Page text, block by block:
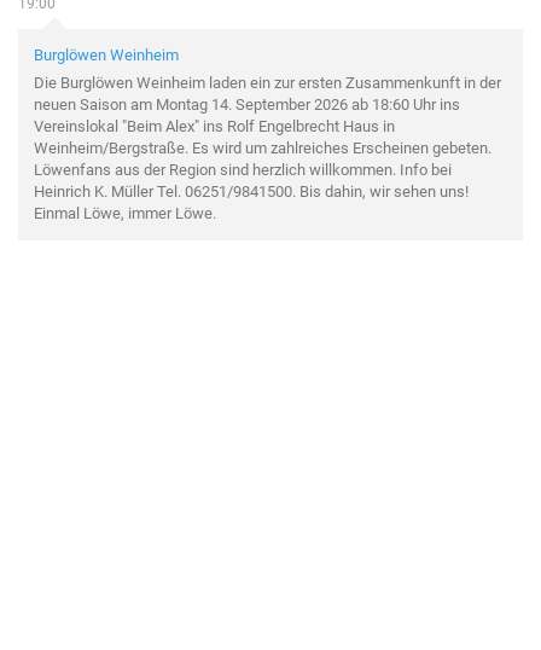
Burglöwen Weinheim
Die Burglöwen Weinheim laden ein zur ersten Zusammenkunft in der
neuen Saison am Montag 14. September 2026 ab 18:60 Uhr ins
Vereinslokal "Beim Alex" ins Rolf Engelbrecht Haus in
Weinheim/Bergstraße. Es wird um zahlreiches Erscheinen gebeten.
Löwenfans aus der Region sind herzlich willkommen. Info bei
Heinrich K. Müller Tel. 06251/9841500. Bis dahin, wir sehen uns!
Einmal Löwe, immer Löwe.